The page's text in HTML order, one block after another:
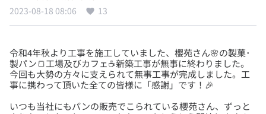
2023-08-18 08:06
13
令和4年秋より工事を施工していました、櫻苑さん🌸の製菓･
製パン🍞工場及びカフェ☕新築工事が無事に終わりました。
今回も大勢の方々に支えられて無事工事が完成しました。工
いつも当社にもパンの販売でこられている櫻苑さん、ずっと